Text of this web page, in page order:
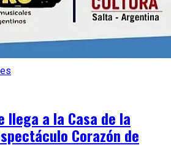
llega a la Casa de la
Corazón de